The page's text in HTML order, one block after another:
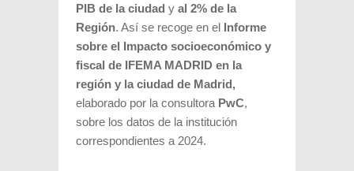
PIB de la ciudad y al 2% de la
Región. Así se recoge en el Informe
sobre el Impacto socioeconómico y
fiscal de IFEMA MADRID en la
región y la ciudad de Madrid,
elaborado por la consultora PwC,
sobre los datos de la institución
correspondientes a 2024.